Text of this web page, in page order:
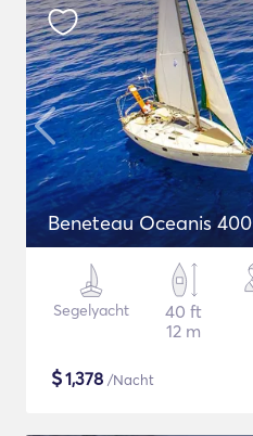
Beneteau Oceanis 400
Segelyacht
40 ft
12 m
$1,378 /Nacht